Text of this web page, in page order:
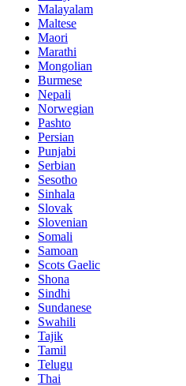
Malayalam
Maltese
Maori
Marathi
Mongolian
Burmese
Nepali
Norwegian
Pashto
Persian
Punjabi
Serbian
Sesotho
Sinhala
Slovak
Slovenian
Somali
Samoan
Scots Gaelic
Shona
Sindhi
Sundanese
Swahili
Tajik
Tamil
Telugu
Thai